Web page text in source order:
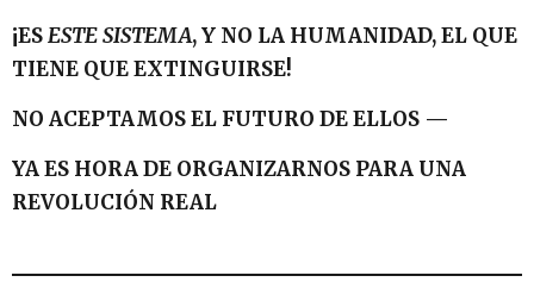
¡ESESTE SISTEMA, Y NO LA HUMANIDAD, EL QUE
TIENE QUE EXTINGUIRSE!
NO ACEPTAMOS EL FUTURO DE ELLOS —
YA ES HORA DE ORGANIZARNOS PARA UNA
REVOLUCIÓN REAL